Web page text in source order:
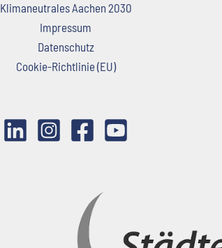
Klimaneutrales Aachen 2030
Impressum
Datenschutz
Cookie-Richtlinie (EU)